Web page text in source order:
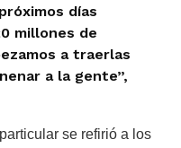
días
millones de
a traerlas
a la gente”,
se refirió a los